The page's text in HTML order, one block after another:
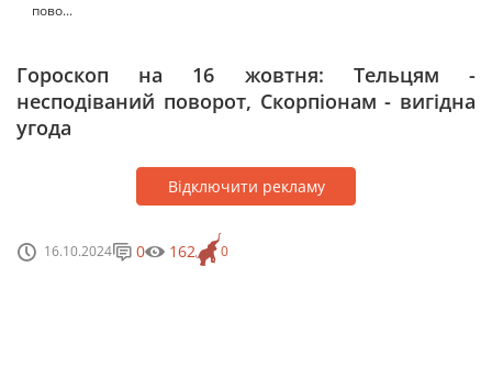
пово...
Гороскоп на 16 жовтня: Тельцям -
несподіваний поворот, Скорпіонам - вигідна
угода
Відключити рекламу
16.10.2024 0
0 162